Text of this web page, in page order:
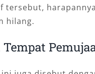
tersebut,
hilang.